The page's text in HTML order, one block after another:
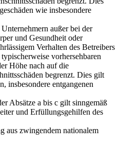
wie insbesondere
außer bei der
und Gesundheit oder
Verhalten des Betreibers
vorhersehbaren
Höhe nach auf die
begrenzt. Dies gilt
insbesondere entgangenen
Absätze a bis c gilt sinngemäß
und Erfüllungsgehilfen des
aus zwingendem nationalem